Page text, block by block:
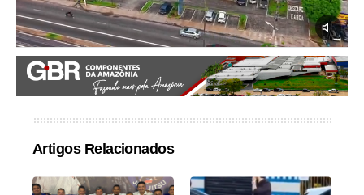
Artigos Relacionados